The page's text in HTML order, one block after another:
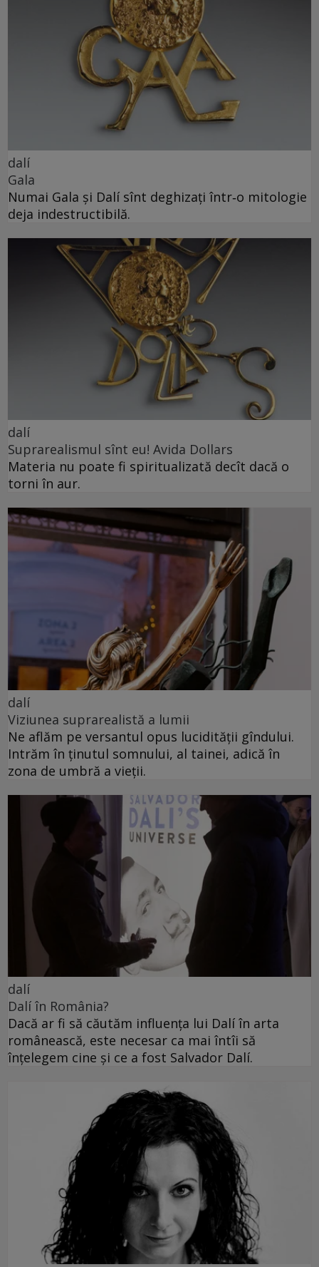
dalí
Gala
Numai Gala și Dalí sînt deghizați într‑o mitologie
deja indestructibilă.
dalí
Suprarealismul sînt eu! Avida Dollars
Materia nu poate fi spiritualizată decît dacă o
torni în aur.
dalí
Viziunea suprarealistă a lumii
Ne aflăm pe versantul opus lucidității gîndului.
Intrăm în ținutul somnului, al tainei, adică în
zona de umbră a vieții.
dalí
Dalí în România?
Dacă ar fi să căutăm influența lui Dalí în arta
românească, este necesar ca mai întîi să
înțelegem cine și ce a fost Salvador Dalí.